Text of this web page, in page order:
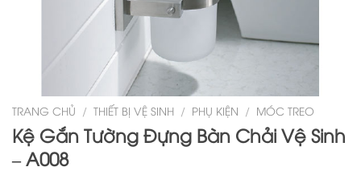
TRANG CHỦ / THIẾT BỊ VỆ SINH / PHỤ KIỆN / MÓC TREO
Kệ Gắn Tường Đựng Bàn Chải Vệ Sinh
– A008